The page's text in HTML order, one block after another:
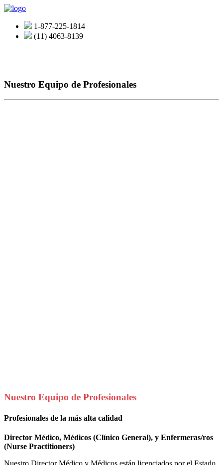
1-877-225-1814
(11) 4063-8139
Nuestro Equipo de Profesionales
Nuestro Equipo de Profesionales
Profesionales de la más alta calidad
Director Médico, Médicos (Clínico General), y Enfermeras/ros
(Nurse Practitioners)
Nuestro Director Médico y Médicos están licenciados por el Estado